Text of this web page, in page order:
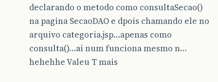
declarando o metodo como consultaSecao()
na pagina SecaoDAO e dpois chamando ele no
arquivo categoria.jsp…apenas como
consulta()…ai num funciona mesmo n…
hehehhe Valeu T mais